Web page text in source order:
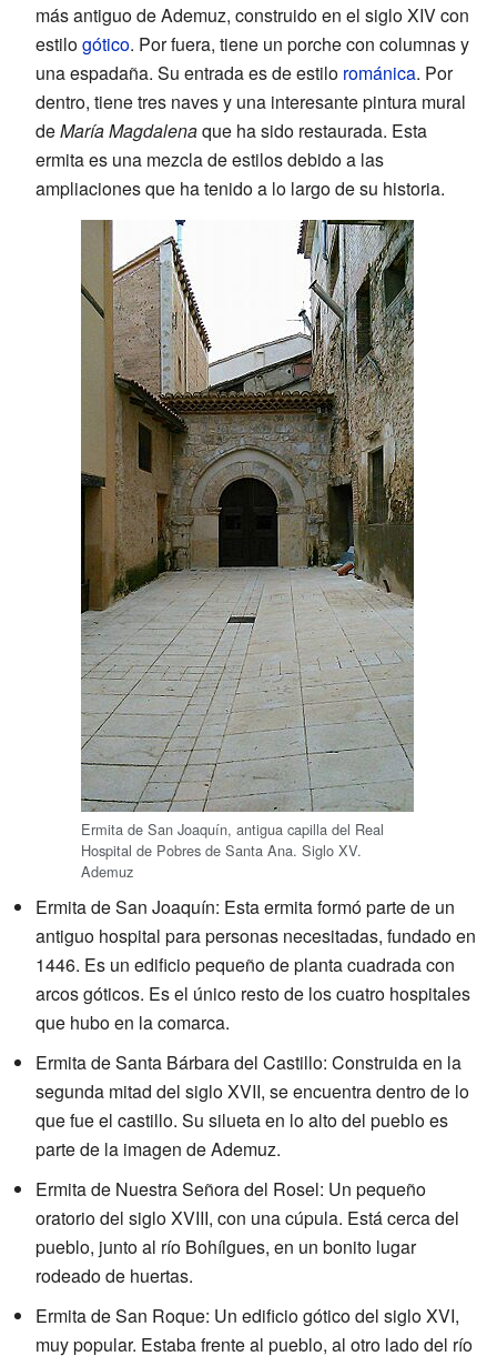
más antiguo de Ademuz, construido en el siglo XIV con
estilogótico. Por fuera, tiene un porche con columnas y
una espadaña. Su entrada es de estilo románica. Por
dentro, tiene tres naves y una interesante pintura mural
deMaría Magdalenaque ha sido restaurada. Esta
ermita es una mezcla de estilos debido a las
ampliaciones que ha tenido a lo largo de su historia.
Ermita de San Joaquín, antigua capilla del Real
Hospital de Pobres de Santa Ana. Siglo XV.
Ademuz
Ermita de San Joaquín: Esta ermita formó parte de un
antiguo hospital para personas necesitadas, fundado en
1446. Es un edificio pequeño de planta cuadrada con
arcos góticos. Es el único resto de los cuatro hospitales
que hubo en la comarca.
Ermita de Santa Bárbara del Castillo: Construida en la
segunda mitad del siglo XVII, se encuentra dentro de lo
que fue el castillo. Su silueta en lo alto del pueblo es
parte de la imagen de Ademuz.
Ermita de Nuestra Señora del Rosel: Un pequeño
oratorio del siglo XVIII, con una cúpula. Está cerca del
pueblo, junto al río Bohílgues, en un bonito lugar
rodeado de huertas.
Ermita de San Roque: Un edificio gótico del siglo XVI,
muy popular. Estaba frente al pueblo, al otro lado del río